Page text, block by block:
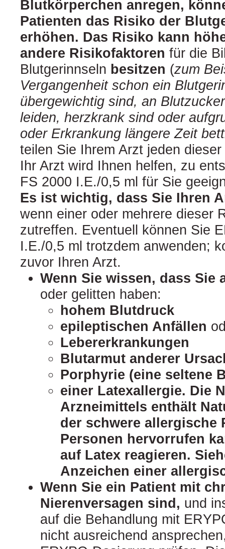
Blutkörperchen anregen,
Patienten das Risiko der
erhöhen. Das Risiko kann
andere Risikofaktoren für die
Blutgerinnseln besitzen (zum
Vergangenheit schon ein
übergewichtig sind, an
leiden, herzkrank sind oder
oder Erkrankung längere Zeit
teilen Sie Ihrem Arzt jeden
Ihr Arzt wird Ihnen helfen, zu
FS 2000 I.E./0,5 ml für Sie
Es ist wichtig, dass Sie Ihren
wenn einer oder mehrere dieser
zutreffen. Eventuell können Sie
I.E./0,5 ml trotzdem anwenden;
zuvor Ihren Arzt.
Wenn Sie wissen, dass Sie
oder gelitten haben:
hohem Blutdruck
epileptischen Anfällen
Lebererkrankungen
Blutarmut anderer
Porphyrie (eine seltene
einer Latexallergie. Die
Arzneimittels enthält
der schwere allergische
Personen hervorrufen
auf Latex reagieren.
Anzeichen einer
Wenn Sie ein Patient mit
Nierenversagen sind, und
auf die Behandlung mit
nicht ausreichend